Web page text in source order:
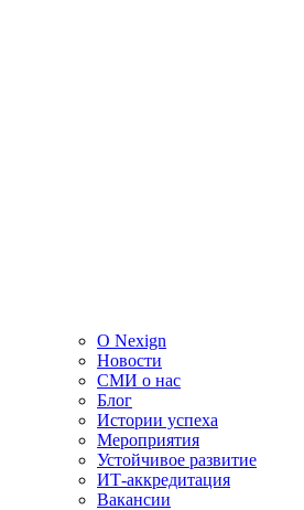
О Nexign
Новости
СМИ о нас
Блог
Истории успеха
Мероприятия
Устойчивое развитие
ИТ-аккредитация
Вакансии